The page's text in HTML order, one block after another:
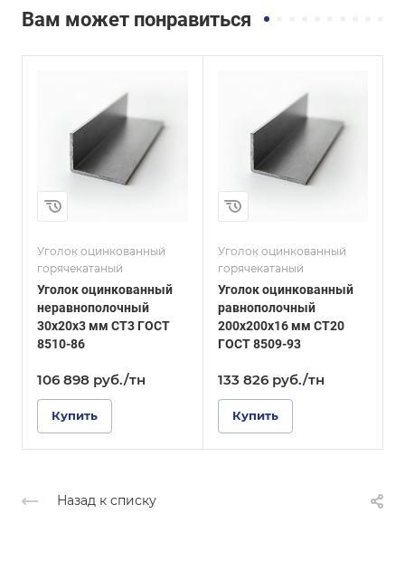
Вам может понравиться
Уголок оцинкованный
горячекатаный
Уголок оцинкованный
неравнополочный
30х20х3 мм СТ3 ГОСТ
8510-86
106 898 руб./тн
Купить
Равнополочный
Высота, мм
200
Толщина, мм
ГОСТ, ТУ
ГОСТ 8509-93
Покрытие
Оцинкованное
Уголок оцинкованный
горячекатаный
Уголок оцинкованный
равнополочный
200х200х16 мм СТ20
ГОСТ 8509-93
133 826 руб./тн
Купить
Равнополочный
Высота, мм
28
Толщина, мм
ГОСТ, ТУ
ГОСТ 8509-93
Покрытие
Оцинкованное
Назад к списку